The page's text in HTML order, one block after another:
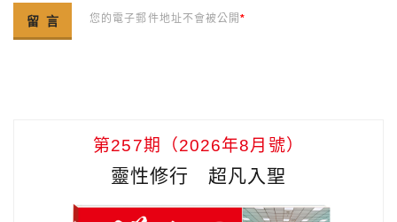
您的電子郵件地址不會被公開*
第257期（2026年8月號）
靈性修行 超凡入聖